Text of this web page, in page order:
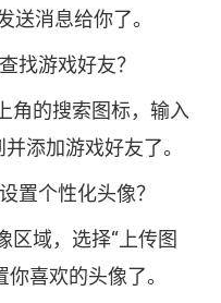
送消息给你了。
找游戏好友？
角的搜索图标，输入
添加游戏好友了。
置个性化头像？
区域，选择“上传图
你喜欢的头像了。